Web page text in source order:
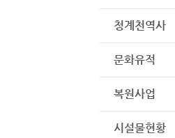
청계천역사
문화유적
복원사업
시설물현황